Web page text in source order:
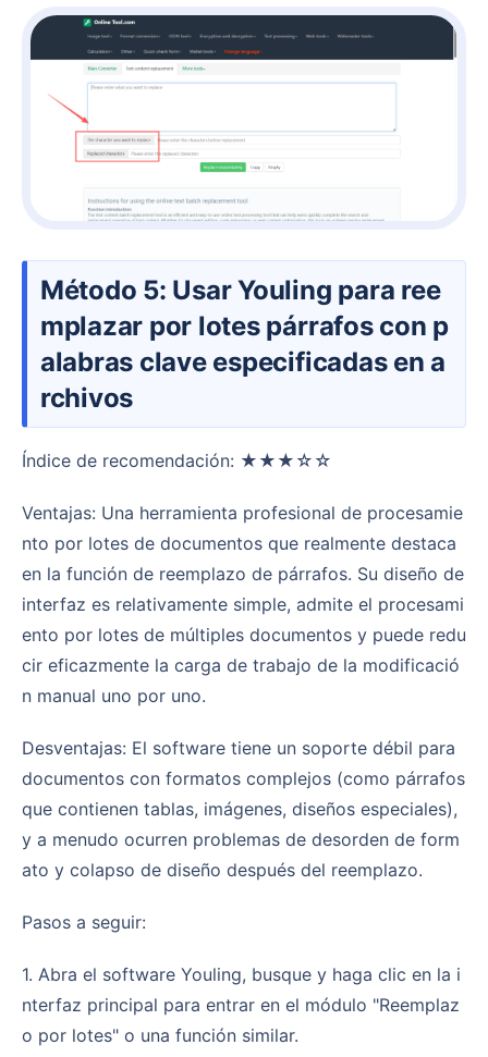
Método 5: Usar Youling para ree
mplazar por lotes párrafos con p
alabras clave especificadas en a
rchivos
Índice de recomendación: ★★★☆☆
Ventajas: Una herramienta profesional de procesamie
nto por lotes de documentos que realmente destaca
en la función de reemplazo de párrafos. Su diseño de
interfaz es relativamente simple, admite el procesami
ento por lotes de múltiples documentos y puede redu
cir eficazmente la carga de trabajo de la modificació
n manual uno por uno.
Desventajas: El software tiene un soporte débil para
documentos con formatos complejos (como párrafos
que contienen tablas, imágenes, diseños especiales),
y a menudo ocurren problemas de desorden de form
ato y colapso de diseño después del reemplazo.
Pasos a seguir:
1. Abra el software Youling, busque y haga clic en la i
nterfaz principal para entrar en el módulo "Reemplaz
o por lotes" o una función similar.